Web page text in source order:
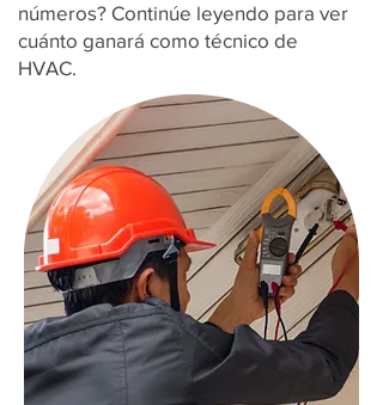
números? Continúe leyendo para ver
cuánto ganará como técnico de
HVAC.